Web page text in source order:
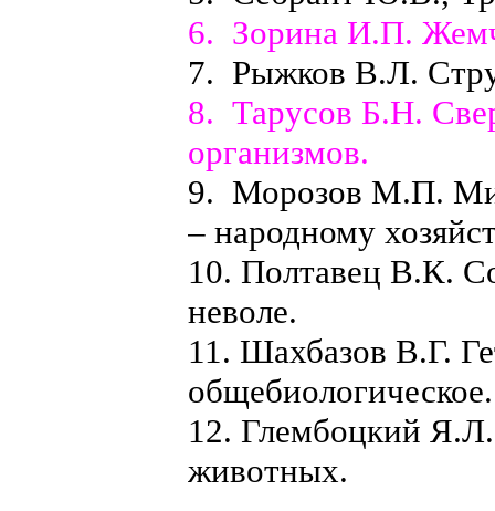
6. Зорина И.П.
7. Рыжков В.Л.
8. Тарусов Б.Н.
организмов.
9. Морозов М.П.
– народному
10. Полтавец В.К.
неволе.
11. Шахбазов В.Г.
общебиологическое.
12. Глембоцкий Я.Л.
животных.